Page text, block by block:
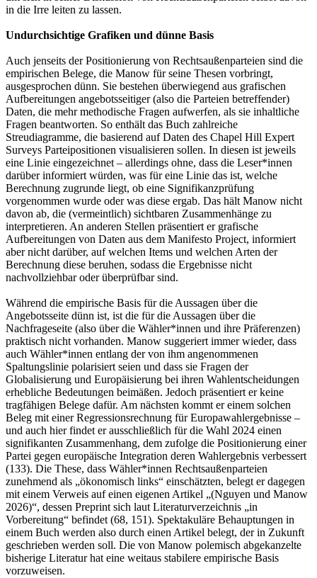
in die Irre leiten zu lassen.
Undurchsichtige Grafiken und dünne Basis
Auch jenseits der Positionierung von Rechtsaußenparteien sind die
empirischen Belege, die Manow für seine Thesen vorbringt,
ausgesprochen dünn. Sie bestehen überwiegend aus grafischen
Aufbereitungen angebotsseitiger (also die Parteien betreffender)
Daten, die mehr methodische Fragen aufwerfen, als sie inhaltliche
Fragen beantworten. So enthält das Buch zahlreiche
Streudiagramme, die basierend auf Daten des Chapel Hill Expert
Surveys Parteipositionen visualisieren sollen. In diesen ist jeweils
eine Linie eingezeichnet – allerdings ohne, dass die Leser*innen
darüber informiert würden, was für eine Linie das ist, welche
Berechnung zugrunde liegt, ob eine Signifikanzprüfung
vorgenommen wurde oder was diese ergab. Das hält Manow nicht
davon ab, die (vermeintlich) sichtbaren Zusammenhänge zu
interpretieren. An anderen Stellen präsentiert er grafische
Aufbereitungen von Daten aus dem Manifesto Project, informiert
aber nicht darüber, auf welchen Items und welchen Arten der
Berechnung diese beruhen, sodass die Ergebnisse nicht
nachvollziehbar oder überprüfbar sind.
Während die empirische Basis für die Aussagen über die
Angebotsseite dünn ist, ist die für die Aussagen über die
Nachfrageseite (also über die Wähler*innen und ihre Präferenzen)
praktisch nicht vorhanden. Manow suggeriert immer wieder, dass
auch Wähler*innen entlang der von ihm angenommenen
Spaltungslinie polarisiert seien und dass sie Fragen der
Globalisierung und Europäisierung bei ihren Wahlentscheidungen
erhebliche Bedeutungen beimäßen. Jedoch präsentiert er keine
tragfähigen Belege dafür. Am nächsten kommt er einem solchen
Beleg mit einer Regressionsrechnung für Europawahlergebnisse –
und auch hier findet er ausschließlich für die Wahl 2024 einen
signifikanten Zusammenhang, dem zufolge die Positionierung einer
Partei gegen europäische Integration deren Wahlergebnis verbessert
(133). Die These, dass Wähler*innen Rechtsaußenparteien
zunehmend als „ökonomisch links“ einschätzten, belegt er dagegen
mit einem Verweis auf einen eigenen Artikel „(Nguyen und Manow
2026)“, dessen Preprint sich laut Literaturverzeichnis „in
Vorbereitung“ befindet (68, 151). Spektakuläre Behauptungen in
einem Buch werden also durch einen Artikel belegt, der in Zukunft
geschrieben werden soll. Die von Manow polemisch abgekanzelte
bisherige Literatur hat eine weitaus stabilere empirische Basis
vorzuweisen.